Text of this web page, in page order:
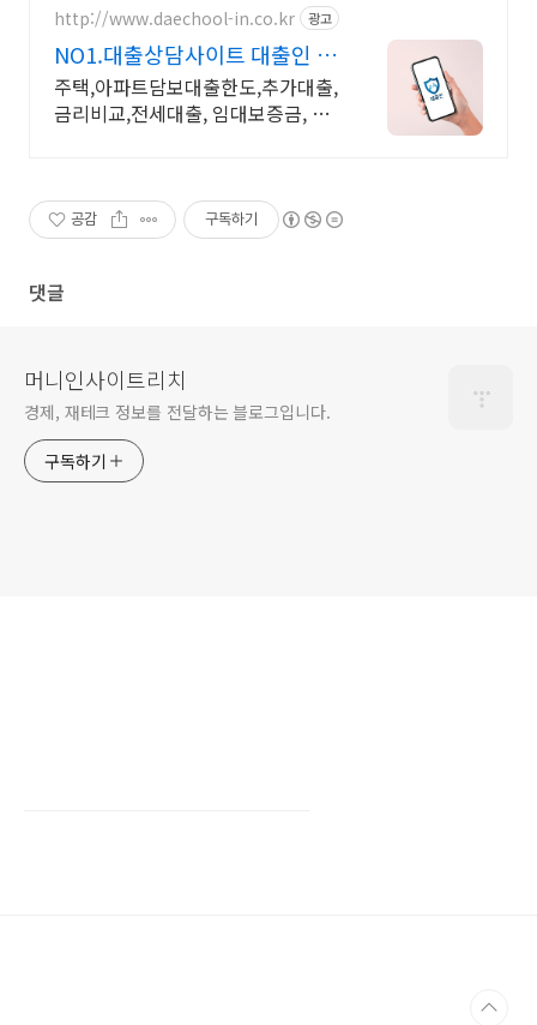
http://www.daechool-in.co.kr 광고
NO1.대출상담사이트 대출인 고
객감동서비스지수 1위!
주택,아파트담보대출한도,추가대출,
금리비교,전세대출, 임대보증금, 신
공감 구독하기
댓글
머니인사이트리치
경제, 재테크 정보를 전달하는 블로그입니다.
구독하기